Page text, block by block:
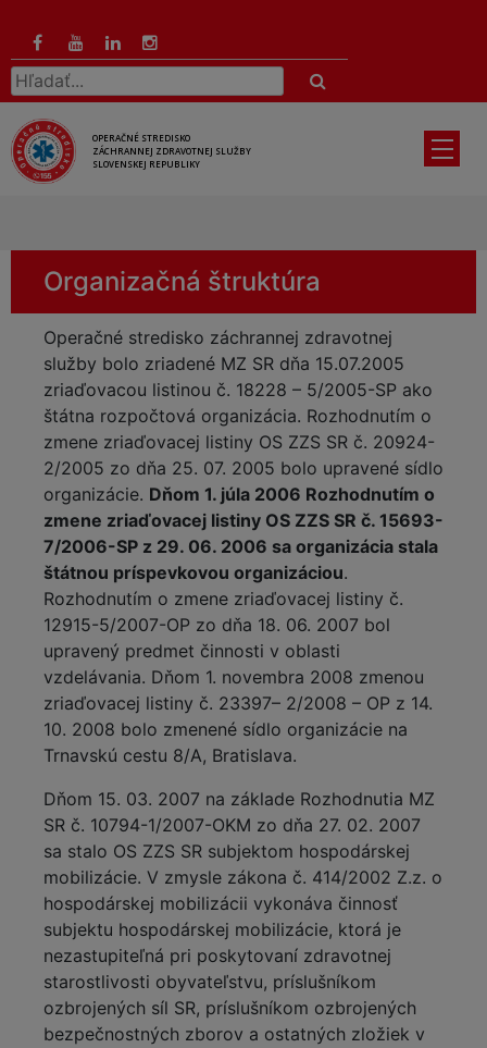
hlavný
obsah
Hľadať:
OPERAČNÉ STREDISKO
ZÁCHRANNEJ ZDRAVOTNEJ SLUŽBY
SLOVENSKEJ REPUBLIKY
Organizačná štruktúra
Operačné stredisko záchrannej zdravotnej
služby bolo zriadené MZ SR dňa 15.07.2005
zriaďovacou listinou č. 18228 – 5/2005-SP ako
štátna rozpočtová organizácia. Rozhodnutím o
zmene zriaďovacej listiny OS ZZS SR č. 20924-
2/2005 zo dňa 25. 07. 2005 bolo upravené sídlo
organizácie. Dňom 1. júla 2006 Rozhodnutím o
zmene zriaďovacej listiny OS ZZS SR č. 15693-
7/2006-SP z 29. 06. 2006 sa organizácia stala
štátnou príspevkovou organizáciou.
Rozhodnutím o zmene zriaďovacej listiny č.
12915-5/2007-OP zo dňa 18. 06. 2007 bol
upravený predmet činnosti v oblasti
vzdelávania. Dňom 1. novembra 2008 zmenou
zriaďovacej listiny č. 23397– 2/2008 – OP z 14.
10. 2008 bolo zmenené sídlo organizácie na
Trnavskú cestu 8/A, Bratislava.
Dňom 15. 03. 2007 na základe Rozhodnutia MZ
SR č. 10794-1/2007-OKM zo dňa 27. 02. 2007
sa stalo OS ZZS SR subjektom hospodárskej
mobilizácie. V zmysle zákona č. 414/2002 Z.z. o
hospodárskej mobilizácii vykonáva činnosť
subjektu hospodárskej mobilizácie, ktorá je
nezastupiteľná pri poskytovaní zdravotnej
starostlivosti obyvateľstvu, príslušníkom
ozbrojených síl SR, príslušníkom ozbrojených
bezpečnostných zborov a ostatných zložiek v